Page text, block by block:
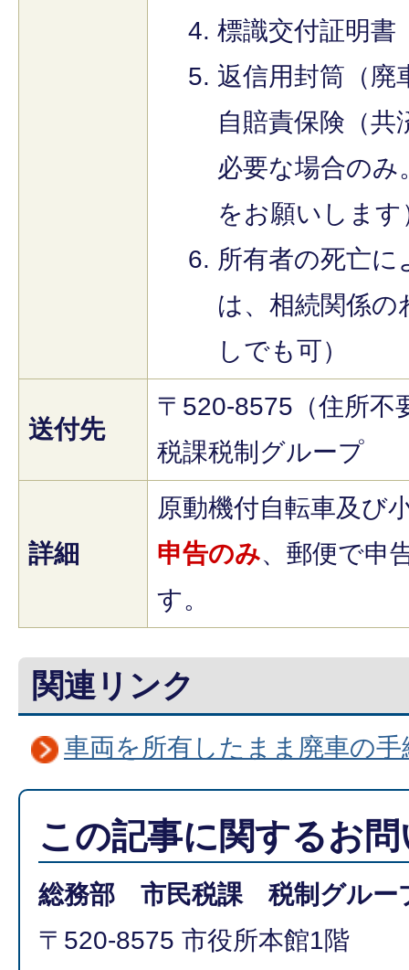
標識交付証明書
返信用封筒（廃
自賠責保険（共
必要な場合のみ
をお願いします
所有者の死亡に
は、相続関係の
しでも可）
送付先
〒520-8575（住所
税課税制グループ
詳細
原動機付自転車及び
申告のみ、郵便で申
す。
関連リンク
車両を所有したまま廃車の
この記事に関するお
総務部 市民税課 税制グルー
〒520-8575 市役所本館1階